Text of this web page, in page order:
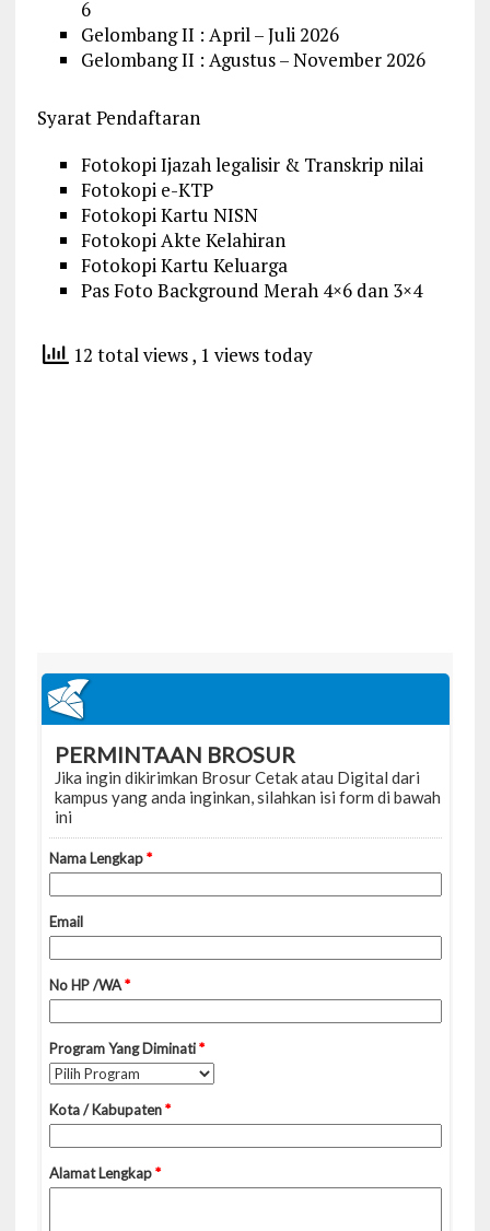
6
Gelombang II : April – Juli 2026
Gelombang II : Agustus – November 2026
Syarat Pendaftaran
Fotokopi Ijazah legalisir & Transkrip nilai
Fotokopi e-KTP
Fotokopi Kartu NISN
Fotokopi Akte Kelahiran
Fotokopi Kartu Keluarga
Pas Foto Background Merah 4×6 dan 3×4
12 total views, 1 views today